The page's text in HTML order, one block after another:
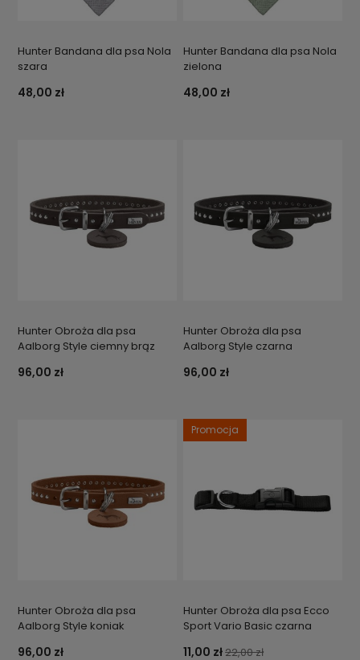
Hunter Bandana dla psa Nola
szara
48,00 zł
Hunter Bandana dla psa Nola
zielona
48,00 zł
Hunter Obroża dla psa
Aalborg Style ciemny brąz
96,00 zł
Hunter Obroża dla psa
Aalborg Style czarna
96,00 zł
Hunter Obroża dla psa
Aalborg Style koniak
96,00 zł
Hunter Obroża dla psa Ecco
Sport Vario Basic czarna
11,00 zł22,00 zł
Promocja